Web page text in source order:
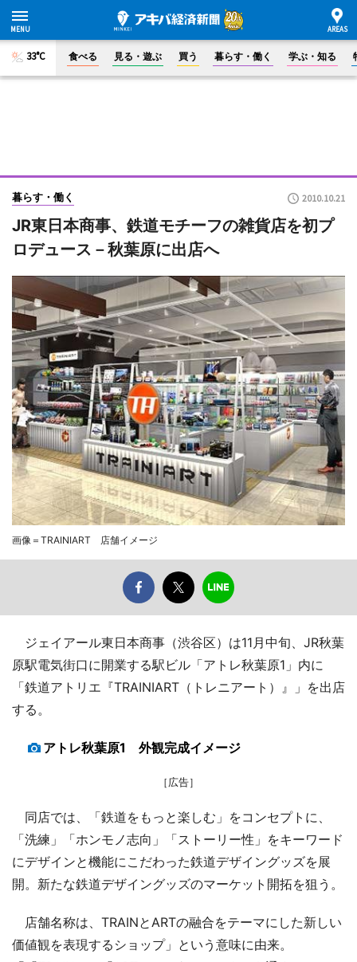
33°C 食べる 見る・遊ぶ 買う 暮らす・働く 学ぶ・知る
暮らす・働く 2010.10.21
JR東日本商事、鉄道モチーフの雑貨店を初プ
ロデュース－秋葉原に出店へ
画像＝TRAINIART 店舗イメージ
ジェイアール東日本商事（渋谷区）は11月中旬、JR秋葉
原駅電気街口に開業する駅ビル「アトレ秋葉原1」内に
「鉄道アトリエ『TRAINIART（トレニアート）』」を出店
する。
アトレ秋葉原1 外観完成イメージ
［広告］
同店では、「鉄道をもっと楽しむ」をコンセプトに、
「洗練」「ホンモノ志向」「ストーリー性」をキーワード
にデザインと機能にこだわった鉄道デザイングッズを展
開。新たな鉄道デザイングッズのマーケット開拓を狙う。
店舗名称は、TRAINとARTの融合をテーマにした新しい
価値観を表現するショップ」という意味に由来。